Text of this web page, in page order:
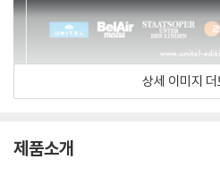
상세 이미지 더
제품소개